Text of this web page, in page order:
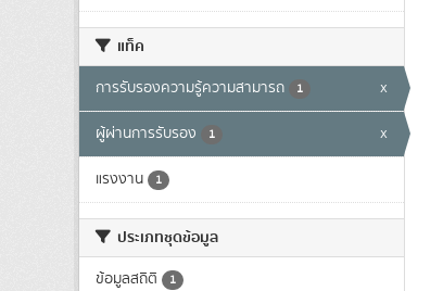
แท็ค
การรับรองความรู้ความสามารถ 1 x
ผู้ผ่านการรับรอง 1 x
แรงงาน 1
ประเภทชุดข้อมูล
ข้อมูลสถิติ 1